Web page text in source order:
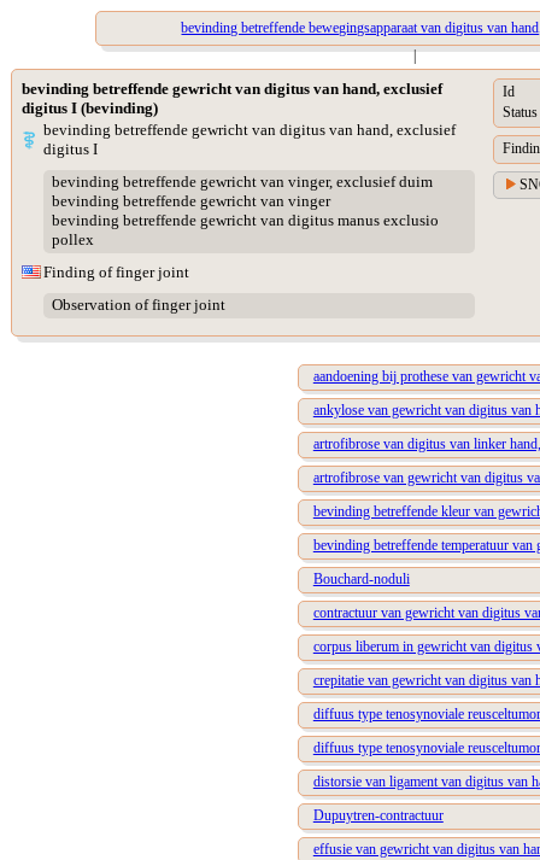
bevinding betreffende bewegingsapparaat van digitus van
|
bevinding betreffende gewricht van digitus van hand, exclusief
digitus I (bevinding)
bevinding betreffende gewricht van digitus van hand, exclusief
digitus I
bevinding betreffende gewricht van vinger, exclusief duim
bevinding betreffende gewricht van vinger
bevinding betreffende gewricht van digitus manus exclusio
pollex
Finding of finger joint
Observation of finger joint
Id
Status
aandoening bij prothese van gewricht
ankylose van gewricht van digitus van
artrofibrose van digitus van linker
artrofibrose van gewricht van digitus
bevinding betreffende kleur van
bevinding betreffende temperatuur
Bouchard-noduli
contractuur van gewricht van digitus
corpus liberum in gewricht van digitus
crepitatie van gewricht van digitus van
diffuus type tenosynoviale
diffuus type tenosynoviale
distorsie van ligament van digitus van
Dupuytren-contractuur
effusie van gewricht van digitus van